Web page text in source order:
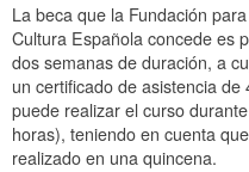
La beca que la Fundación
Cultura Española concede es
dos semanas de duración, a
un certificado de asistencia
puede realizar el curso
horas), teniendo en cuenta
realizado en una quincena.